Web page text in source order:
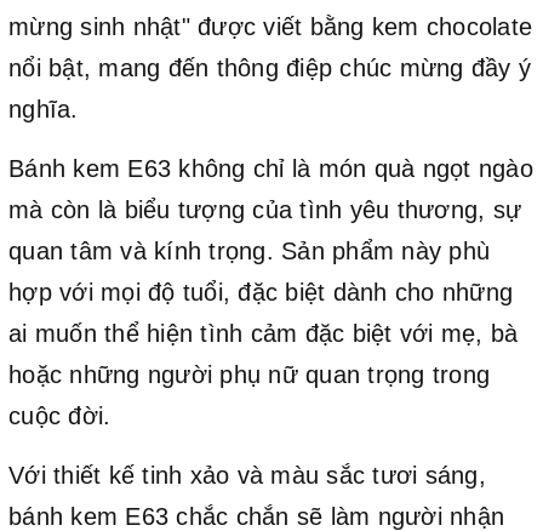
mừng sinh nhật" được viết bằng kem chocolate
nổi bật, mang đến thông điệp chúc mừng đầy ý
nghĩa.
Bánh kem E63 không chỉ là món quà ngọt ngào
mà còn là biểu tượng của tình yêu thương, sự
quan tâm và kính trọng. Sản phẩm này phù
hợp với mọi độ tuổi, đặc biệt dành cho những
ai muốn thể hiện tình cảm đặc biệt với mẹ, bà
hoặc những người phụ nữ quan trọng trong
cuộc đời.
Với thiết kế tinh xảo và màu sắc tươi sáng,
bánh kem E63 chắc chắn sẽ làm người nhận